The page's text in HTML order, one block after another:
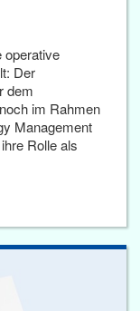
operative
Der
dem
im Rahmen
Management
Rolle als